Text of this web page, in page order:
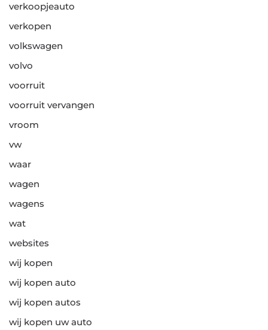
verkoopjeauto
verkopen
volkswagen
volvo
voorruit
voorruit vervangen
vroom
vw
waar
wagen
wagens
wat
websites
wij kopen
wij kopen auto
wij kopen autos
wij kopen uw auto